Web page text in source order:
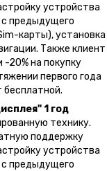
устройства
с предыдущего
карты), установка
Также клиент
20% на покупку
первого года
бесплатной.
1 год
технику.
поддержку
устройства
с предыдущего